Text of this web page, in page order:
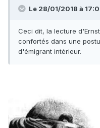
Le 28/01/2018 à
Ceci dit, la lecture
confortés dans une
d'émigrant intérieur.